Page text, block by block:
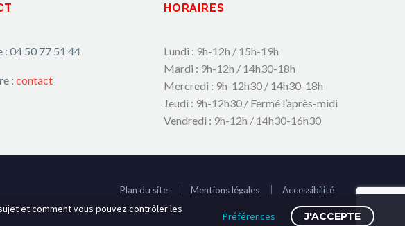
: 04 50 77 51 44
: contact
HORAIRES
Lundi : 9h-12h / 15h-19h
Mardi : 9h-12h / 14h30-18h
Mercredi : 9h-12h30 / 14h30-18h
Jeudi : 9h-12h30 / Fermé l’après-midi
Vendredi : 9h-12h / 14h30-16h30
Plan du site Mentions légales Accessibilité
et comment vous pouvez contrôler les
Préférences J'ACCEPTE